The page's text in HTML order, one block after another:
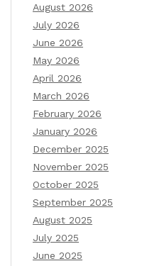
August 2026
July 2026
June 2026
May 2026
April 2026
March 2026
February 2026
January 2026
December 2025
November 2025
October 2025
September 2025
August 2025
July 2025
June 2025